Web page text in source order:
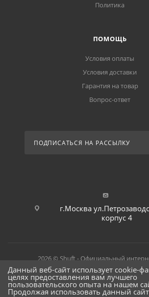
Политика
ПОМОЩЬ
Условия оплаты
Условия доставки
Гарантия на товар
Вопрос-ответ
ПОДПИСАТЬСЯ НА РАССЫЛКУ
г.Москва
корпус 4
2026 © Shuft - Официальный
Данный веб-сайт использует cookie-
целях предоставления вам лучшего
пользовательского опыта на нашем
Продолжая использовать данный